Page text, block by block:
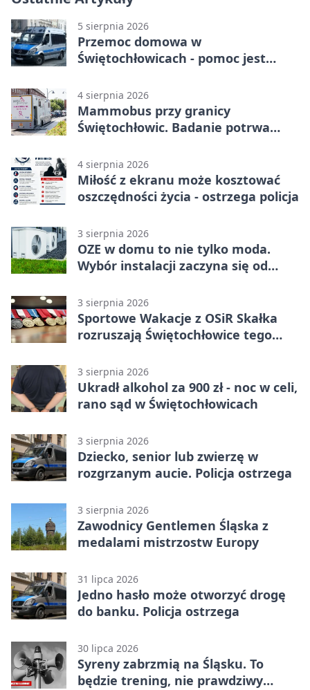
5 sierpnia 2026
Przemoc domowa w
Świętochłowicach - pomoc jest
4 sierpnia 2026
Mammobus przy granicy
Świętochłowic. Badanie potrwa
4 sierpnia 2026
Miłość z ekranu może kosztować
oszczędności życia - ostrzega policja
3 sierpnia 2026
OZE w domu to nie tylko moda.
Wybór instalacji zaczyna się od
3 sierpnia 2026
Sportowe Wakacje z OSiR Skałka
rozruszają Świętochłowice tego
3 sierpnia 2026
Ukradł alkohol za 900 zł - noc w celi,
rano sąd w Świętochłowicach
3 sierpnia 2026
Dziecko, senior lub zwierzę w
rozgrzanym aucie. Policja ostrzega
3 sierpnia 2026
Zawodnicy Gentlemen Śląska z
medalami mistrzostw Europy
31 lipca 2026
Jedno hasło może otworzyć drogę
do banku. Policja ostrzega
30 lipca 2026
Syreny zabrzmią na Śląsku. To
będzie trening, nie prawdziwy